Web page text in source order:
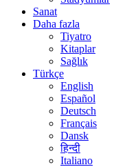
Sanat
Daha fazla
Tiyatro
Kitaplar
Sağlık
Türkçe
English
Español
Deutsch
Français
Dansk
हिन्दी
Italiano